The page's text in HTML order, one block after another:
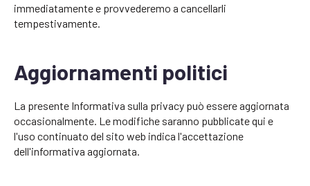
immediatamente e provvederemo a cancellarli
tempestivamente.
Aggiornamenti politici
La presente Informativa sulla privacy può essere aggiornata
occasionalmente. Le modifiche saranno pubblicate qui e
l'uso continuato del sito web indica l'accettazione
dell'informativa aggiornata.